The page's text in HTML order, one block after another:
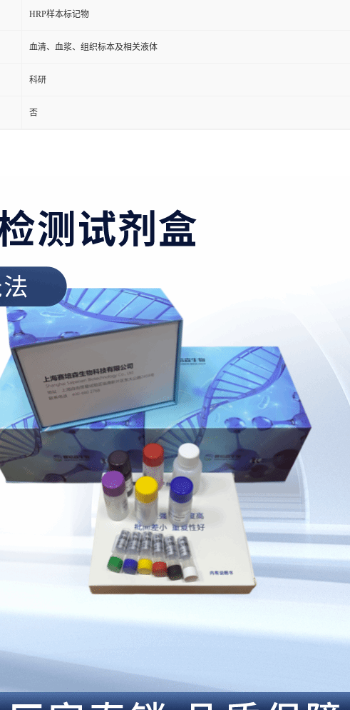
HRP样本标记物
血清、血浆、组织标本及相关液体
科研
否